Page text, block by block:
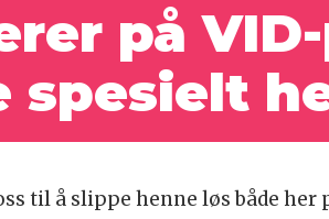
på
spesielt
til å slippe henne løs både her